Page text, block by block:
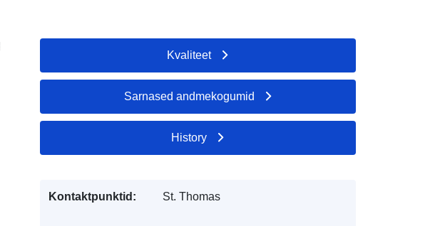
Kvaliteet
Sarnased andmekogumid
History
Kontaktpunktid: St. Thomas